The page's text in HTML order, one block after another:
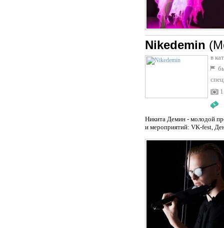
Nikedemin
в
:
Никита Демин - молодой
и мероприятий: VK-fest,